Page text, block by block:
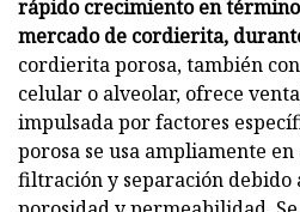
rápido crecimiento en
mercado de cordierita,
cordierita porosa, también
celular o alveolar, ofrece
impulsada por factores
porosa se usa ampliamente
filtración y separación debido